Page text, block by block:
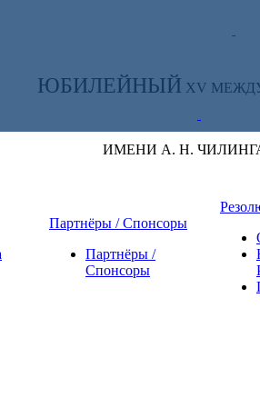
ЮБИЛЕЙНЫЙ XV
ИМЕНИ А. Н.
Партнёры / Спонсоры
Партнёры /
Спонсоры